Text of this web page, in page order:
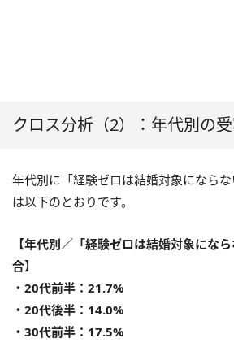
クロス分析（2）：年代別の
年代別に「経験ゼロは結婚対象になら
は以下のとおりです。
【年代別／「経験ゼロは結婚対象にな
合】
・20代前半：21.7%
・20代後半：14.0%
・30代前半：17.5%